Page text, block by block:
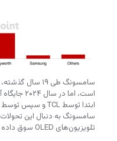
سامسونگ طی ۱۹
سامسونگ به دنبال این
تلویزیون‌های OLED سوق داده است.